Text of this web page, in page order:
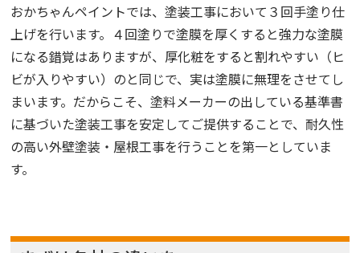
おかちゃんペイントでは、塗装工事において３回手塗り仕
上げを行います。４回塗りで塗膜を厚くすると強力な塗膜
になる錯覚はありますが、厚化粧をすると割れやすい（ヒ
ビが入りやすい）のと同じで、実は塗膜に無理をさせてし
まいます。だからこそ、塗料メーカーの出している基準書
に基づいた塗装工事を安定してご提供することで、耐久性
の高い外壁塗装・屋根工事を行うことを第一としていま
す。